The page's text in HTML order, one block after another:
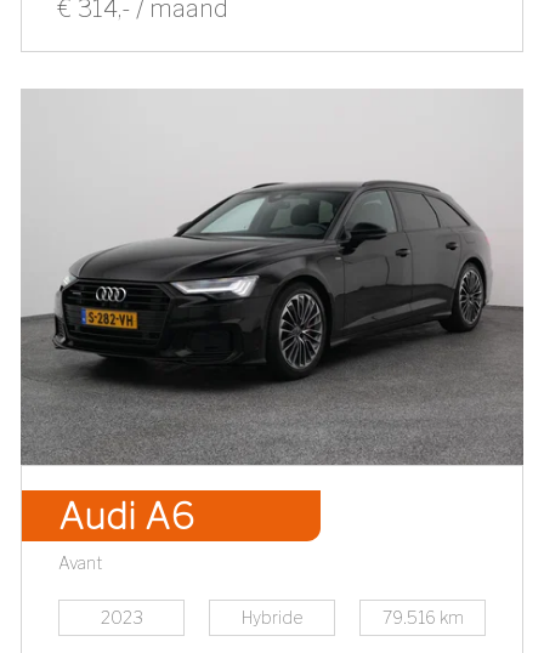
€ 314,- / maand
Audi A6
Avant
2023 Hybride 79.516 km